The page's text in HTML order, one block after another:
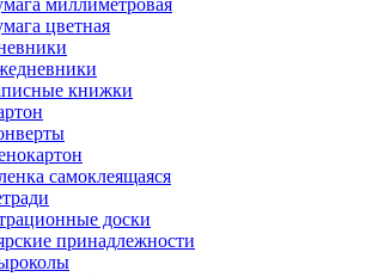
миллиметровая
цветная
книжки
самоклеящаяся
доски
принадлежности